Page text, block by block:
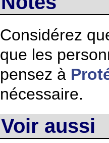
Considérez
que les
pensez à
nécessaire.
Voir aussi